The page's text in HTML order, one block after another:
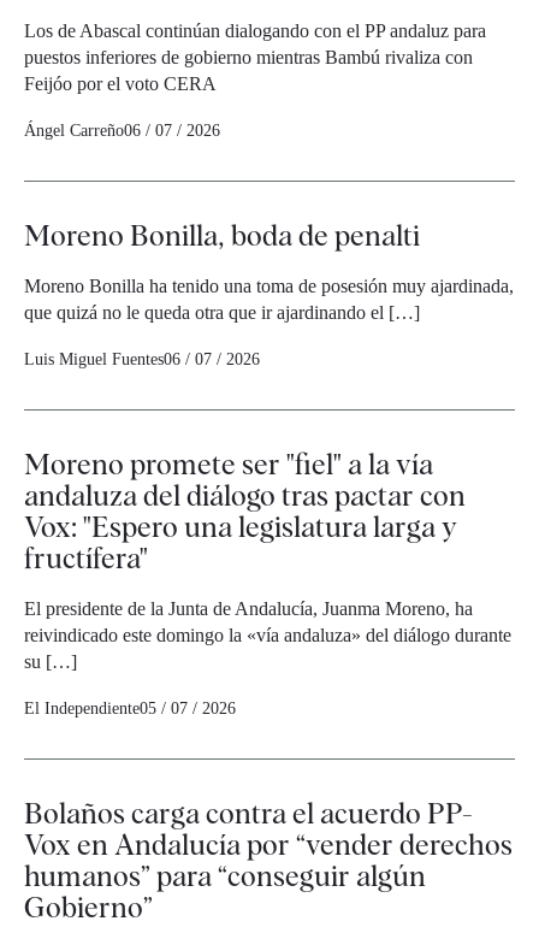
Los de Abascal continúan dialogando con el PP andaluz para
puestos inferiores de gobierno mientras Bambú rivaliza con
Feijóo por el voto CERA
Ángel Carreño06 / 07 / 2026
Moreno Bonilla, boda de penalti
Moreno Bonilla ha tenido una toma de posesión muy ajardinada,
que quizá no le queda otra que ir ajardinando el […]
Luis Miguel Fuentes06 / 07 / 2026
Moreno promete ser "fiel" a la vía
andaluza del diálogo tras pactar con
Vox: "Espero una legislatura larga y
fructífera"
El presidente de la Junta de Andalucía, Juanma Moreno, ha
reivindicado este domingo la «vía andaluza» del diálogo durante
su […]
El Independiente05 / 07 / 2026
Bolaños carga contra el acuerdo PP-
Vox en Andalucía por “vender derechos
humanos” para “conseguir algún
Gobierno”